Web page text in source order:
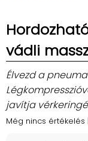
vádli
Élvezd a
javítja
Még nincs értékelés